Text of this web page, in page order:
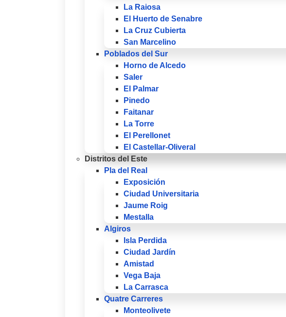
La Raiosa
El Huerto de Senabre
La Cruz Cubierta
San Marcelino
Poblados del Sur
Horno de Alcedo
Saler
El Palmar
Pinedo
Faitanar
La Torre
El Perellonet
El Castellar-Oliveral
Distritos del Este
Pla del Real
Exposición
Ciudad Universitaria
Jaume Roig
Mestalla
Algiros
Isla Perdida
Ciudad Jardín
Amistad
Vega Baja
La Carrasca
Quatre Carreres
Monteolivete